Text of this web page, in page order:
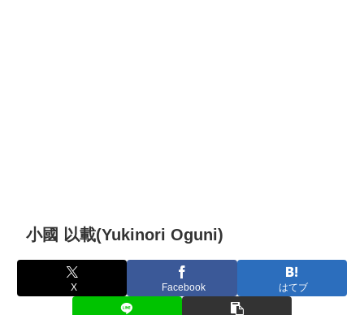
小國 以載(Yukinori Oguni)
X Facebook はてブ